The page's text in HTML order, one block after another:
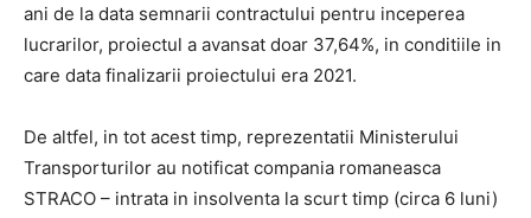
ani de la data semnarii contractului pentru inceperea
lucrarilor, proiectul a avansat doar 37,64%, in conditiile in
care data finalizarii proiectului era 2021.
De altfel, in tot acest timp, reprezentatii Ministerului
Transporturilor au notificat compania romaneasca
STRACO – intrata in insolventa la scurt timp (circa 6 luni)